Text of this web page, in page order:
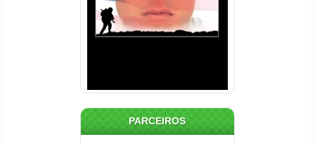
PARCEIROS